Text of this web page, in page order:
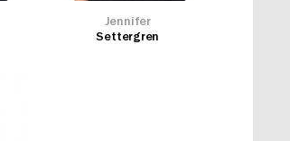
Jennifer
Settergren